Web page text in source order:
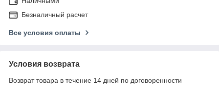
Безналичный расчет
Все условия оплаты
Условия возврата
Возврат товара в течение 14 дней по договоренности